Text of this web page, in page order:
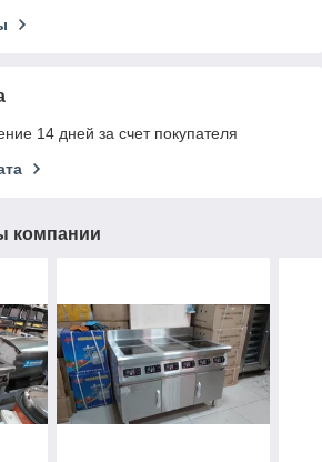
14 дней за счет покупателя
компании